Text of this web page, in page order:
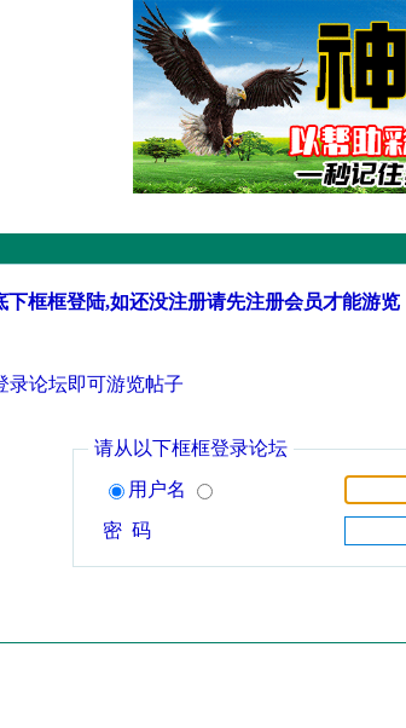
框框登陆,如还没注册请先注册会员才能游览
录论坛即可游览帖子
请从以下框框登录论坛
用户名
密 码